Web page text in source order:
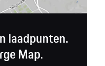
laadpunten.
Map.